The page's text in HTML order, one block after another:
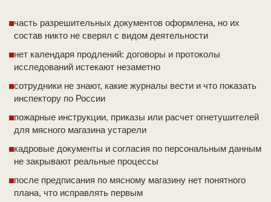
часть разрешительных документов оформлена, но их
состав никто не сверял с видом деятельности
нет календаря продлений: договоры и протоколы
исследований истекают незаметно
сотрудники не знают, какие журналы вести и что показать
инспектору по России
пожарные инструкции, приказы или расчет огнетушителей
для мясного магазина устарели
кадровые документы и согласия по персональным данным
не закрывают реальные процессы
после предписания по мясному магазину нет понятного
плана, что исправлять первым